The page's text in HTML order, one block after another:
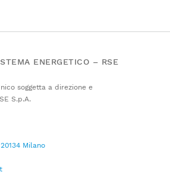
ENERGETICO – RSE
soggetta a direzione e
S.p.A.
Milano